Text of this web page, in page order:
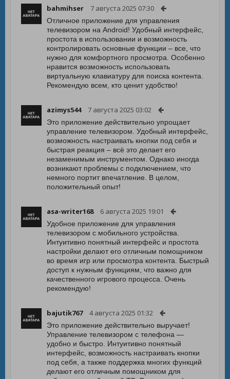
bahmihser 7 августа 2025 07:30
Отличное приложение для управления
телевизором на Android! Удобный интерфейс,
простота в использовании и возможность
контролировать основные функции – все, что
нужно для комфортного просмотра. Особенно
нравится возможность использовать
виртуальную клавиатуру для поиска контента.
Рекомендую всем, кто ценит удобство!
azimys544 7 августа 2025 03:02
Это приложение действительно упрощает
управление телевизором. Удобный интерфейс,
возможность настраивать кнопки под себя и
быстрая реакция – всё это делает его
незаменимым инструментом. Однако иногда
возникают проблемы с подключением, что
немного портит впечатление. В целом,
положительный опыт!
asa-writer168 6 августа 2025 19:01
Удобное приложение для управления
телевизором с мобильного устройства.
Интуитивно понятный интерфейс и простота
настройки делают его отличным помощником
во время игр или просмотра контента. Быстрый
доступ к нужным функциям, что важно для
качественного игрового процесса. Очень
рекомендую!
bajutik767 4 августа 2025 01:32
Это приложение действительно выручает!
Управление телевизором с телефона —
удобно и быстро. Интуитивно понятный
интерфейс, возможность настраивать кнопки
под себя, а также поддержка многих функций
делают его отличным помощником для